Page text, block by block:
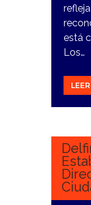
está
Los…
20